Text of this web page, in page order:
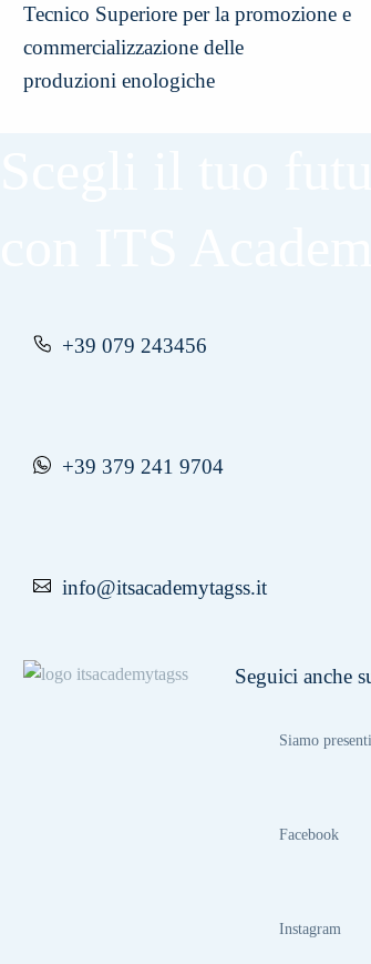
Tecnico Superiore per la promozione e
commercializzazione delle
produzioni enologiche
+39 079 243456
+39 379 241 9704
info@itsacademytagss.it
Seguici anche
Siamo
Facebook
Instagram